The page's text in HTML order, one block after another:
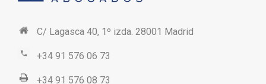
C/ Lagasca 40, 1º izda. 28001 Madrid
+34 91 576 06 73
+34 91 576 08 73